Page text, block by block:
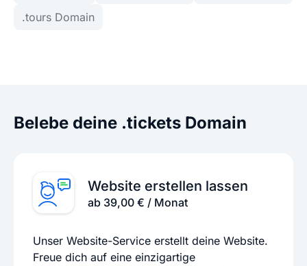
.tours Domain
Belebe deine .tickets Domain
Website erstellen lassen
ab 39,00 € / Monat
Unser Website-Service erstellt deine Website.
Freue dich auf eine einzigartige